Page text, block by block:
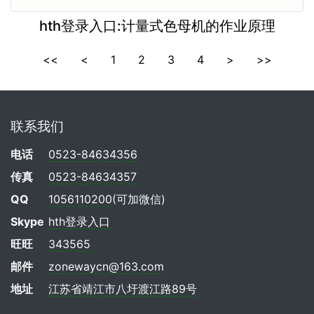
hth登录入口:计量式色母机的作业原理
<< < 1 2 3 4 > >>
联系我们
电话
0523-84634356
传真
0523-84634357
QQ
1056110200(可加微信)
Skype hth登录入口
旺旺
343565
邮件
zonewaycn@163.com
地址
江苏省靖江市八圩渡江路89号